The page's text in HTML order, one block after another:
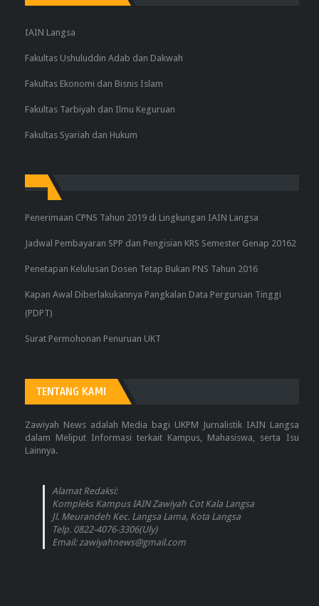
IAIN Langsa
Fakultas Ushuluddin Adab dan Dakwah
Fakultas Ekonomi dan Bisnis Islam
Fakultas Tarbiyah dan Ilmu Keguruan
Fakultas Syariah dan Hukum
Penerimaan CPNS Tahun 2019 di Lingkungan IAIN Langsa
Jadwal Pembayaran SPP dan Pengisian KRS Semester Genap 20162
Penetapan Kelulusan Dosen Tetap Bukan PNS Tahun 2016
Kapan Awal Diberlakukannya Pangkalan Data Perguruan Tinggi
(PDPT)
Surat Permohonan Penuruan UKT
TENTANG KAMI
Zawiyah News adalah Media bagi UKPM Jurnalistik IAIN Langsa
dalam Meliput Informasi terkait Kampus, Mahasiswa, serta Isu
Lainnya.
Alamat Redaksi:
Kompleks Kampus IAIN Zawiyah Cot Kala Langsa
Jl. Meurandeh Kec. Langsa Lama, Kota Langsa
Telp. 0822-4076-3306(Uly)
Email: zawiyahnews@gmail.com